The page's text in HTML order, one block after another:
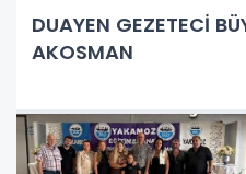
DUAYEN GEZETECİ
AKOSMAN